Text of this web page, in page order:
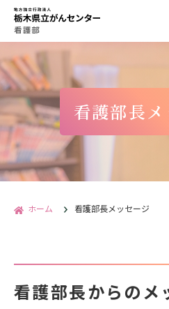
看護部長
ホーム 看護部長メッセージ
看護部長からのメ